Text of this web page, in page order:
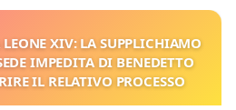
XIV: LA SUPPLICHIAMO
IMPEDITA DI BENEDETTO
IL RELATIVO PROCESSO